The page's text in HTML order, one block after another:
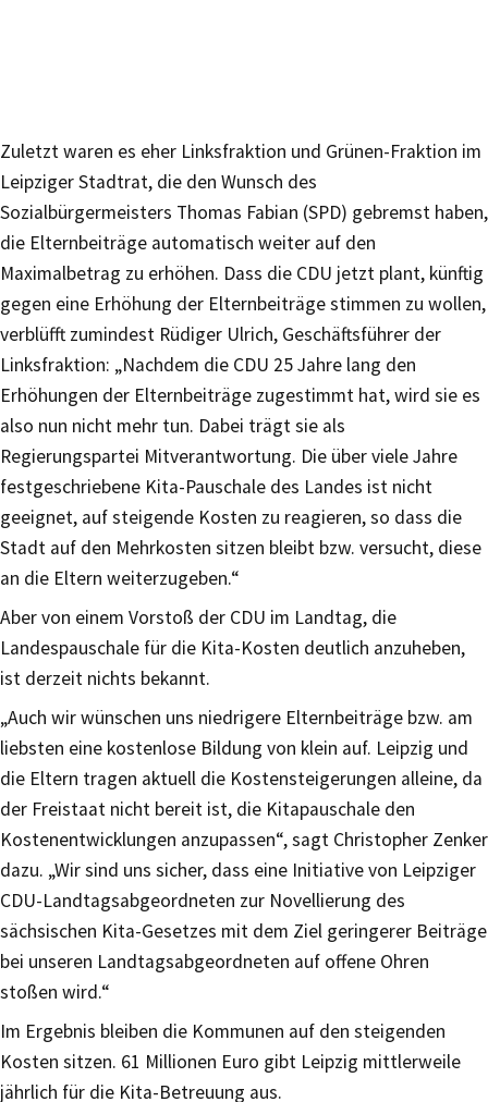
Zuletzt waren es eher Linksfraktion und Grünen-Fraktion im
Leipziger Stadtrat, die den Wunsch des
Sozialbürgermeisters Thomas Fabian (SPD) gebremst haben,
die Elternbeiträge automatisch weiter auf den
Maximalbetrag zu erhöhen. Dass die CDU jetzt plant, künftig
gegen eine Erhöhung der Elternbeiträge stimmen zu wollen,
verblüfft zumindest Rüdiger Ulrich, Geschäftsführer der
Linksfraktion: „Nachdem die CDU 25 Jahre lang den
Erhöhungen der Elternbeiträge zugestimmt hat, wird sie es
also nun nicht mehr tun. Dabei trägt sie als
Regierungspartei Mitverantwortung. Die über viele Jahre
festgeschriebene Kita-Pauschale des Landes ist nicht
geeignet, auf steigende Kosten zu reagieren, so dass die
Stadt auf den Mehrkosten sitzen bleibt bzw. versucht, diese
an die Eltern weiterzugeben.“
Aber von einem Vorstoß der CDU im Landtag, die
Landespauschale für die Kita-Kosten deutlich anzuheben,
ist derzeit nichts bekannt.
„Auch wir wünschen uns niedrigere Elternbeiträge bzw. am
liebsten eine kostenlose Bildung von klein auf. Leipzig und
die Eltern tragen aktuell die Kostensteigerungen alleine, da
der Freistaat nicht bereit ist, die Kitapauschale den
Kostenentwicklungen anzupassen“, sagt Christopher Zenker
dazu. „Wir sind uns sicher, dass eine Initiative von Leipziger
CDU-Landtagsabgeordneten zur Novellierung des
sächsischen Kita-Gesetzes mit dem Ziel geringerer Beiträge
bei unseren Landtagsabgeordneten auf offene Ohren
stoßen wird.“
Im Ergebnis bleiben die Kommunen auf den steigenden
Kosten sitzen. 61 Millionen Euro gibt Leipzig mittlerweile
jährlich für die Kita-Betreuung aus.